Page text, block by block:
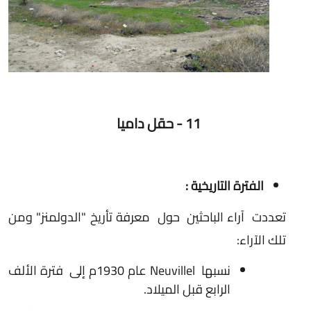
11 - حقل داميا
الفترة التاريخية :
تعددت آراء الباحثين حول معرفة تأريخ "الدولمنز" ومن
تلك الآراء:
نسبها Neuvillel
عام 1930م إلى فترة الألف
الرابع قبل الميلاد.